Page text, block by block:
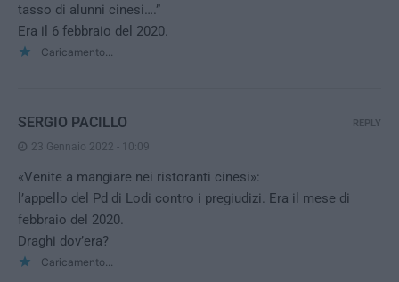
tasso di alunni cinesi….”
Era il 6 febbraio del 2020.
Caricamento...
SERGIO PACILLO
23 Gennaio 2022 - 10:09
«Venite a mangiare nei ristoranti cinesi»:
l’appello del Pd di Lodi contro i pregiudizi. Era il mese di
febbraio del 2020.
Draghi dov’era?
Caricamento...
REPLY